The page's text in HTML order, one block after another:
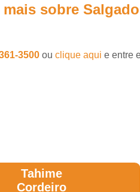
mais sobre
3500 ou clique aqui e entre